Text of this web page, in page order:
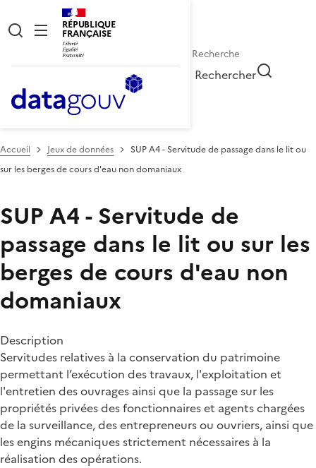
RÉPUBLIQUE
FRANÇAISE
Rechercher
Accueil Jeux de données
SUP A4 - Servitude de passage dans le lit ou
sur les berges de cours d'eau non domaniaux
SUP A4 - Servitude de
passage dans le lit ou sur les
berges de cours d'eau non
domaniaux
Description
Servitudes relatives à la conservation du patrimoine
permettant l’exécution des travaux, l'exploitation et
l'entretien des ouvrages ainsi que la passage sur les
propriétés privées des fonctionnaires et agents chargées
de la surveillance, des entrepreneurs ou ouvriers, ainsi que
les engins mécaniques strictement nécessaires à la
réalisation des opérations.